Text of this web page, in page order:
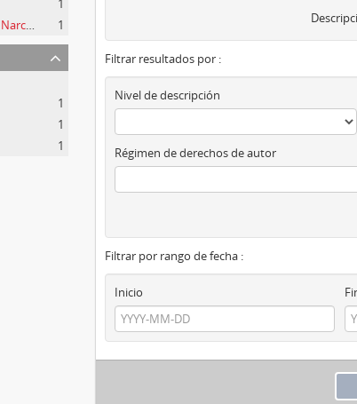
1
Cangas de Tineo (ver Cangas de Narcea)
1
1
1
1
Filtrar resultados por :
Nivel de descripción
Régimen de derechos de autor
Filtrar por rango de fecha :
Inicio